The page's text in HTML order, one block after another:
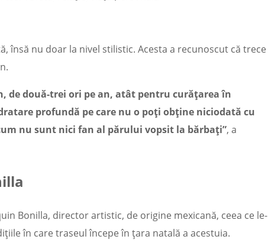
însă nu doar la nivel stilistic. Acesta a recunoscut că trece
de două-trei ori pe an, atât pentru curățarea în
profundă pe care nu o poți obține niciodată cu
nu sunt nici fan al părului vopsit la bărbați”, a
Bonilla, director artistic, de origine mexicană, ceea ce le-
în care traseul începe în țara natală a acestuia.